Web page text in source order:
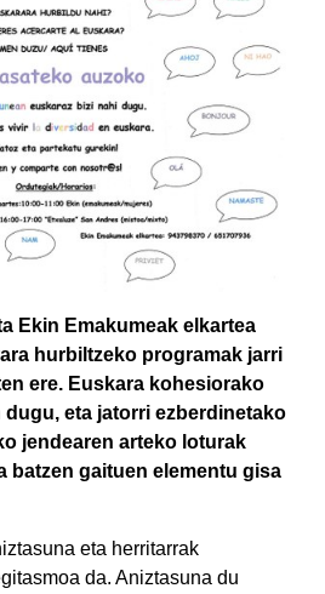
Ekin Emakumeak elkartea
hurbiltzeko programak jarri
ere. Euskara kohesiorako
eta jatorri ezberdinetako
jendearen arteko loturak
batzen gaituen elementu gisa
eta herritarrak
da. Aniztasuna du